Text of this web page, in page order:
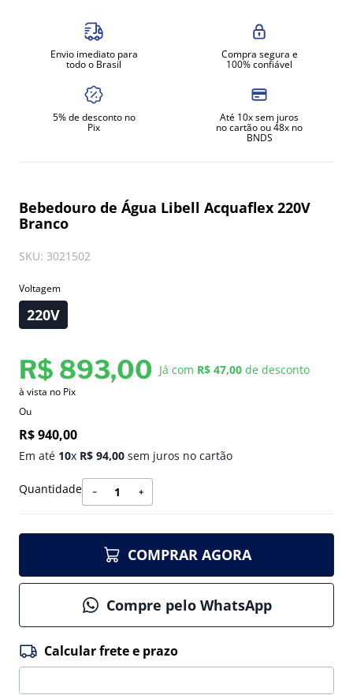
Envio imediato para
todo o Brasil
Compra segura e
100% confiável
5% de desconto no
Pix
Até 10x sem juros
no cartão ou 48x no
BNDS
Bebedouro de Água Libell Acquaflex 220V
Branco
SKU: 3021502
Voltagem
220V
R$ 893,00 Já com R$ 47,00 de desconto
à vista no Pix
Ou
R$940,00
Em até 10x R$ 94,00 sem juros no cartão
Quantidade ＋
－
COMPRAR AGORA
Compre pelo WhatsApp
fritadeira
robot coupe